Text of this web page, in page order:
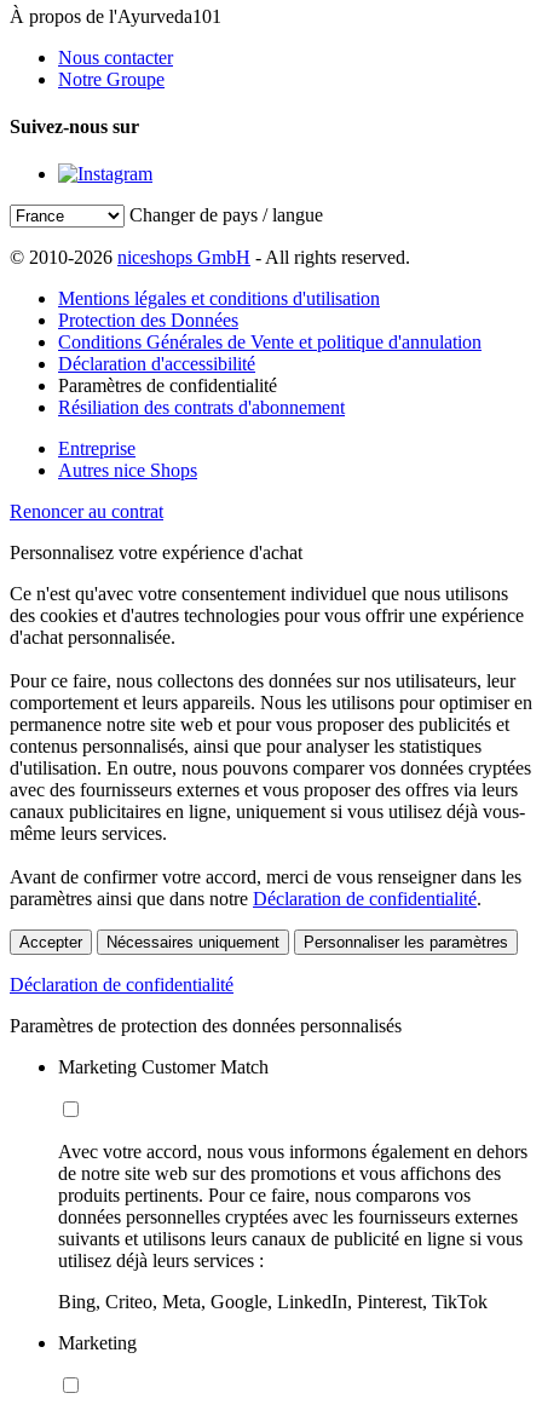
À propos de l'Ayurveda101
Nous contacter
Notre Groupe
Suivez-nous sur
Changer de pays / langue
© 2010-2026 niceshops GmbH - All rights reserved.
Mentions légales et conditions d'utilisation
Protection des Données
Conditions Générales de Vente et politique d'annulation
Déclaration d'accessibilité
Paramètres de confidentialité
Résiliation des contrats d'abonnement
Entreprise
Autres nice Shops
Renoncer au contrat
Personnalisez votre expérience d'achat
Ce n'est qu'avec votre consentement individuel que nous utilisons
des cookies et d'autres technologies pour vous offrir une expérience
d'achat personnalisée.
Pour ce faire, nous collectons des données sur nos utilisateurs, leur
comportement et leurs appareils. Nous les utilisons pour optimiser en
permanence notre site web et pour vous proposer des publicités et
contenus personnalisés, ainsi que pour analyser les statistiques
d'utilisation. En outre, nous pouvons comparer vos données cryptées
avec des fournisseurs externes et vous proposer des offres via leurs
canaux publicitaires en ligne, uniquement si vous utilisez déjà vous-
même leurs services.
Avant de confirmer votre accord, merci de vous renseigner dans les
paramètres ainsi que dans notre Déclaration de confidentialité.
Accepter Nécessaires uniquement Personnaliser les paramètres
Déclaration de confidentialité
Paramètres de protection des données personnalisés
Marketing Customer Match
Avec votre accord, nous vous informons également en dehors
de notre site web sur des promotions et vous affichons des
produits pertinents. Pour ce faire, nous comparons vos
données personnelles cryptées avec les fournisseurs externes
suivants et utilisons leurs canaux de publicité en ligne si vous
utilisez déjà leurs services :
Bing, Criteo, Meta, Google, LinkedIn, Pinterest, TikTok
Marketing